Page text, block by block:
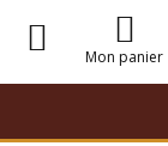
Mon panier